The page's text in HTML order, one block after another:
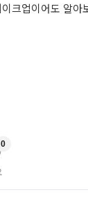
크업이어도 알
0